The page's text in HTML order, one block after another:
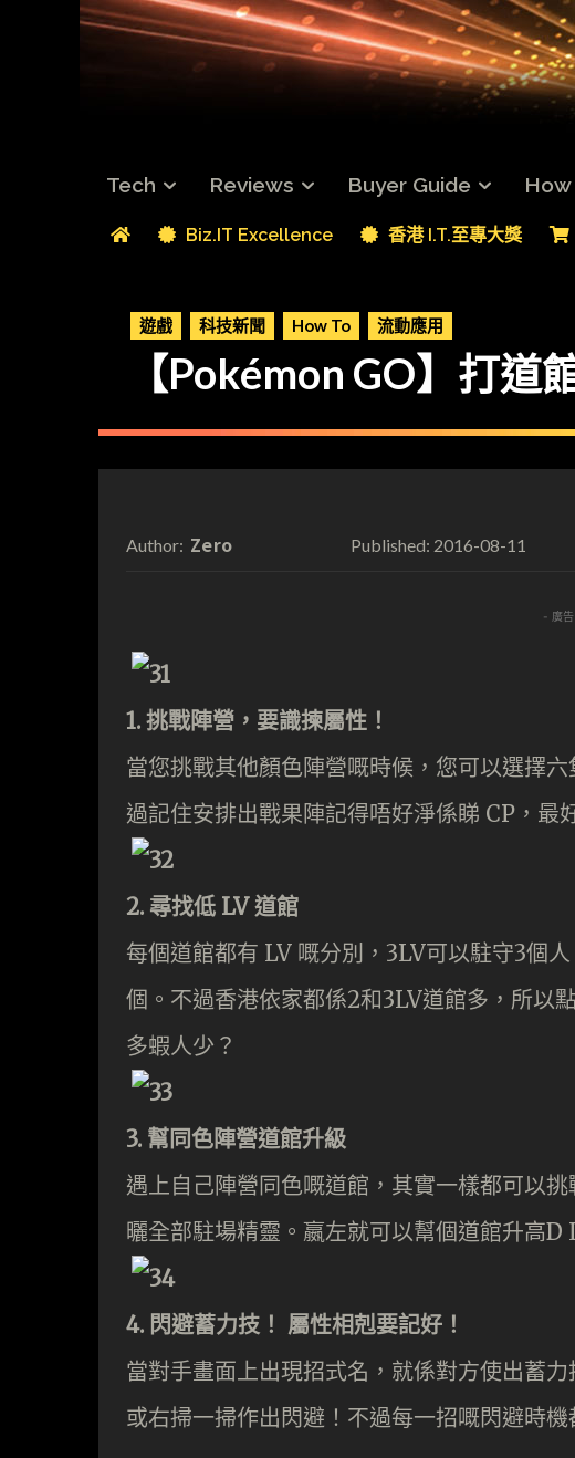
Tech Reviews Buyer Guide How
Biz.IT Excellence 香港 I.T.至專大獎
遊戲 科技新聞 How To 流動應用
【Pokémon GO】打道
Author: Zero Published: 2016-08-11
- 廣
1. 挑戰陣營， 要識揀屬性！
當您挑戰其他顏色陣營嘅時候，您可以選擇
過記住安排出戰果陣記得唔好淨係睇 CP，最
2. 尋找低 LV 道館
每個道館都有 LV 嘅分別，3LV可以駐守3個
個。不過香港依家都係2和3LV道館多，所以
多蝦人少？
3. 幫同色陣營道館升級
遇上自己陣營同色嘅道館，其實一樣都可以
曬全部駐場精靈。嬴左就可以幫個道館升高D
4. 閃避蓄力技！ 屬性相剋要記好！
當對手畫面上出現招式名，就係對方使出蓄
或右掃一掃作出閃避！不過每一招嘅閃避時